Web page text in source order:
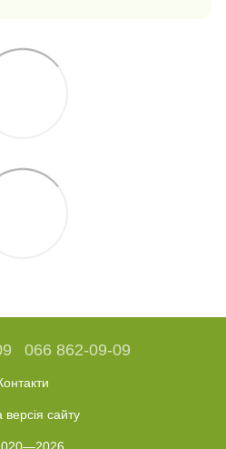
066 862-09-09
версія сайту